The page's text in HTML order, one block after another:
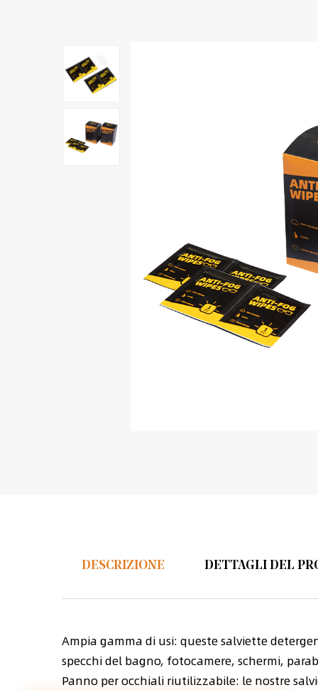
DESCRIZIONE DETTAGLI DEL
Ampia gamma di usi: queste salviette
specchi del bagno, fotocamere, schermi,
Panno per occhiali riutilizzabile: le nostre